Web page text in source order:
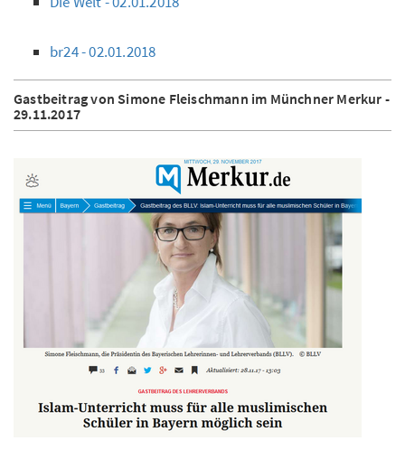
br24 - 02.01.2018
Gastbeitrag von Simone Fleischmann im Münchner Merkur -
29.11.2017